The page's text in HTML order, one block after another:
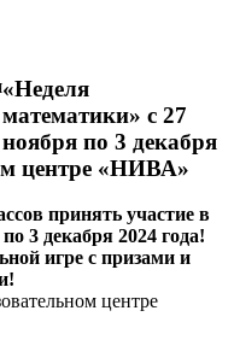
«Неделя
математики» с 27
ноября по 3 декабря
центре «НИВА»
принять участие в
3 декабря 2024 года!
игре с призами и
центре